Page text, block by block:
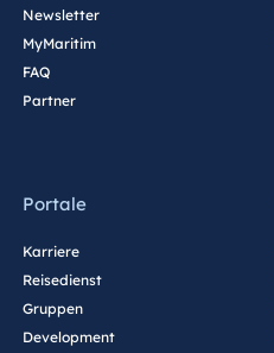
Newsletter
MyMaritim
FAQ
Partner
Portale
Karriere
Reisedienst
Gruppen
Development